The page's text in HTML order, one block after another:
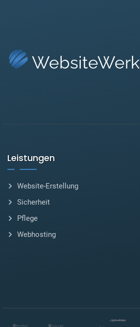
WebsiteWerk
Leistungen
Website-Erstellung
Sicherheit
Pflege
Webhosting